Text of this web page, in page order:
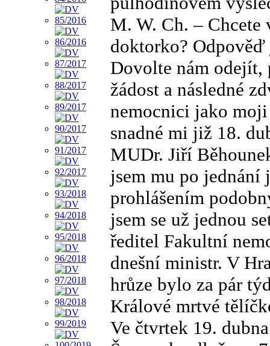
M. W. Ch. –
doktorko?
Dovolte nám odejít,
žádost a následné
nemocnici jako
snadné mi již 18.
MUDr. Jiří
jsem mu po jednání
prohlášením
jsem se už jednou
ředitel Fakultní
dnešní ministr. V
hrůze bylo za pár
Králové mrtvé
Ve čtvrtek 19.